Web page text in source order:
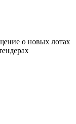
о новых лотах